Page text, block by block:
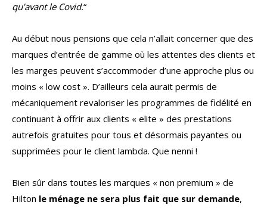
qu’avant le Covid.“
Au début nous pensions que cela n’allait concerner que des
marques d’entrée de gamme où les attentes des clients et
les marges peuvent s’accommoder d’une approche plus ou
moins « low cost ». D’ailleurs cela aurait permis de
mécaniquement revaloriser les programmes de fidélité en
continuant à offrir aux clients « elite » des prestations
autrefois gratuites pour tous et désormais payantes ou
supprimées pour le client lambda. Que nenni !
Bien sûr dans toutes les marques « non premium » de
Hilton le ménage ne sera plus fait que sur demande,